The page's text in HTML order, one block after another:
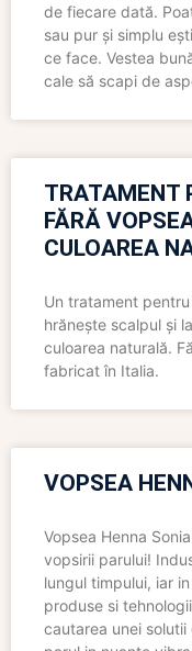
de fiecare dată.
sau pur și simplu
ce face. Vestea
cale să scapi de
TRATAMENT
FĂRĂ
CULOAREA
Un tratament
hrănește scalpul și
culoarea naturală.
fabricat în Italia.
VOPSEA
Vopsea Henna
vopsirii parului!
lungul timpului, iar
produse si
cautarea unei